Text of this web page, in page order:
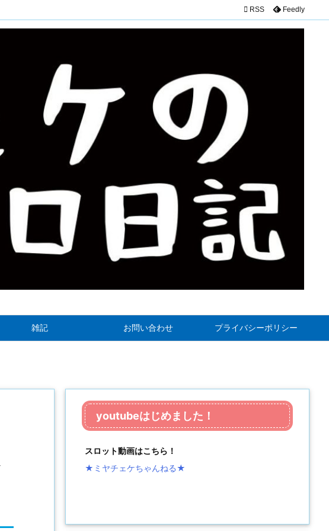
雑記 お問い合わせ プライバシーポリシー
 RSS Feedly
youtubeはじめました！
スロット動画はこちら！
★ミヤチェケちゃんねる★